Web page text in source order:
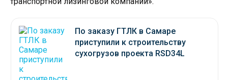
По заказу ГТЛК в Самаре
приступили к строительству
сухогрузов проекта RSD34L